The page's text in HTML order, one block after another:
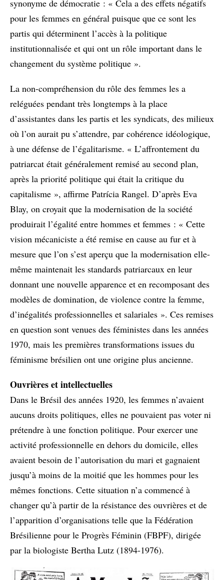
synonyme de démocratie : « Cela a des effets négatifs
pour les femmes en général puisque que ce sont les
partis qui déterminent l’accès à la politique
institutionnalisée et qui ont un rôle important dans le
changement du système politique ».
La non-compréhension du rôle des femmes les a
reléguées pendant très longtemps à la place
d’assistantes dans les partis et les syndicats, des milieux
où l’on aurait pu s’attendre, par cohérence idéologique,
à une défense de l’égalitarisme. « L’affrontement du
patriarcat était généralement remisé au second plan,
après la priorité politique qui était la critique du
capitalisme », affirme Patrícia Rangel. D’après Eva
Blay, on croyait que la modernisation de la société
produirait l’égalité entre hommes et femmes : « Cette
vision mécaniciste a été remise en cause au fur et à
mesure que l’on s’est aperçu que la modernisation elle-
même maintenait les standards patriarcaux en leur
donnant une nouvelle apparence et en recomposant des
modèles de domination, de violence contre la femme,
d’inégalités professionnelles et salariales ». Ces remises
en question sont venues des féministes dans les années
1970, mais les premières transformations issues du
féminisme brésilien ont une origine plus ancienne.
Ouvrières et intellectuelles
Dans le Brésil des années 1920, les femmes n’avaient
aucuns droits politiques, elles ne pouvaient pas voter ni
prétendre à une fonction politique. Pour exercer une
activité professionnelle en dehors du domicile, elles
avaient besoin de l’autorisation du mari et gagnaient
jusqu’à moins de la moitié que les hommes pour les
mêmes fonctions. Cette situation n’a commencé à
changer qu’à partir de la résistance des ouvrières et de
l’apparition d’organisations telle que la Fédération
Brésilienne pour le Progrès Féminin (FBPF), dirigée
par la biologiste Bertha Lutz (1894-1976).